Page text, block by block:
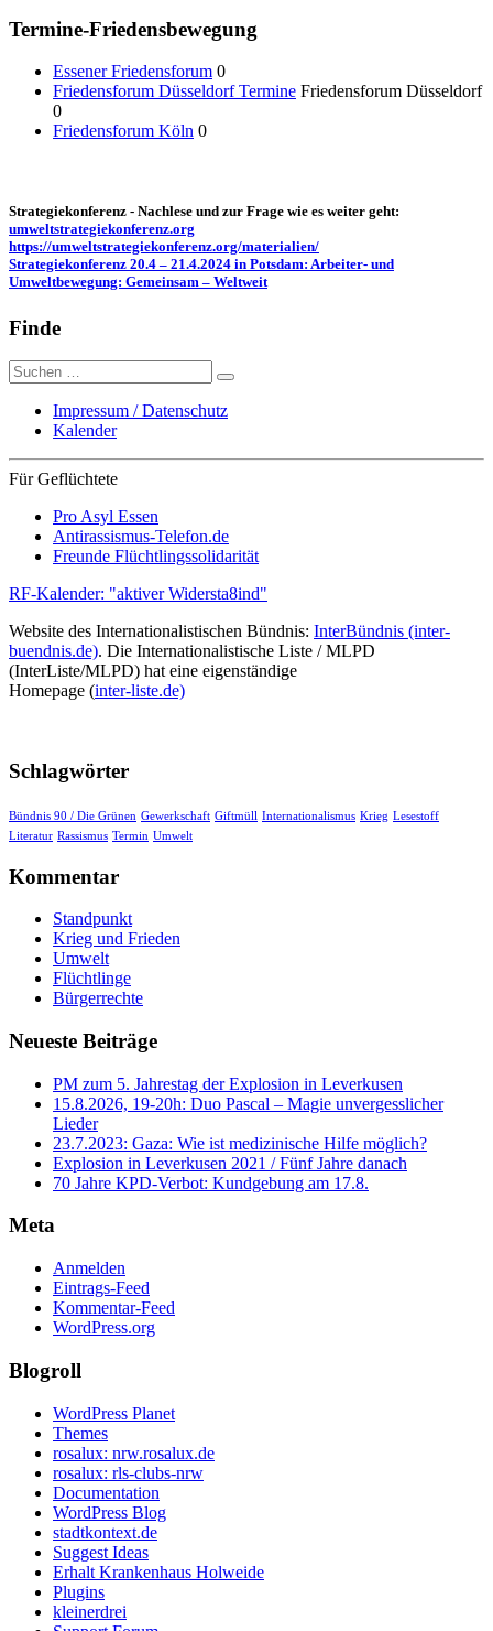
Termine-Friedensbewegung
Essener Friedensforum 0
Friedensforum Düsseldorf Termine Friedensforum Düsseldorf
0
Friedensforum Köln 0
Strategiekonferenz - Nachlese und zur Frage wie es weiter geht:
umweltstrategiekonferenz.org
https://umweltstrategiekonferenz.org/materialien/
Strategiekonferenz 20.4 – 21.4.2024 in Potsdam: Arbeiter- und
Umweltbewegung: Gemeinsam – Weltweit
Finde
Suche
nach:
Impressum / Datenschutz
Kalender
Für Geflüchtete
Pro Asyl Essen
Antirassismus-Telefon.de
Freunde Flüchtlingssolidarität
RF-Kalender: "aktiver Widersta8ind"
Website des Internationalistischen Bündnis: InterBündnis (inter-
buendnis.de). Die Internationalistische Liste / MLPD
(InterListe/MLPD) hat eine eigenständige
Homepage (inter-liste.de)
Schlagwörter
Bündnis 90 / Die Grünen Gewerkschaft Giftmüll Internationalismus Krieg Lesestoff
Literatur Rassismus Termin Umwelt
Kommentar
Standpunkt
Krieg und Frieden
Umwelt
Flüchtlinge
Bürgerrechte
Neueste Beiträge
PM zum 5. Jahrestag der Explosion in Leverkusen
15.8.2026, 19-20h: Duo Pascal – Magie unvergesslicher
Lieder
23.7.2023: Gaza: Wie ist medizinische Hilfe möglich?
Explosion in Leverkusen 2021 / Fünf Jahre danach
70 Jahre KPD‑Verbot: Kundgebung am 17.8.
Meta
Anmelden
Eintrags-Feed
Kommentar-Feed
WordPress.org
Blogroll
WordPress Planet
Themes
rosalux: nrw.rosalux.de
rosalux: rls-clubs-nrw
Documentation
WordPress Blog
stadtkontext.de
Suggest Ideas
Erhalt Krankenhaus Holweide
Plugins
kleinerdrei